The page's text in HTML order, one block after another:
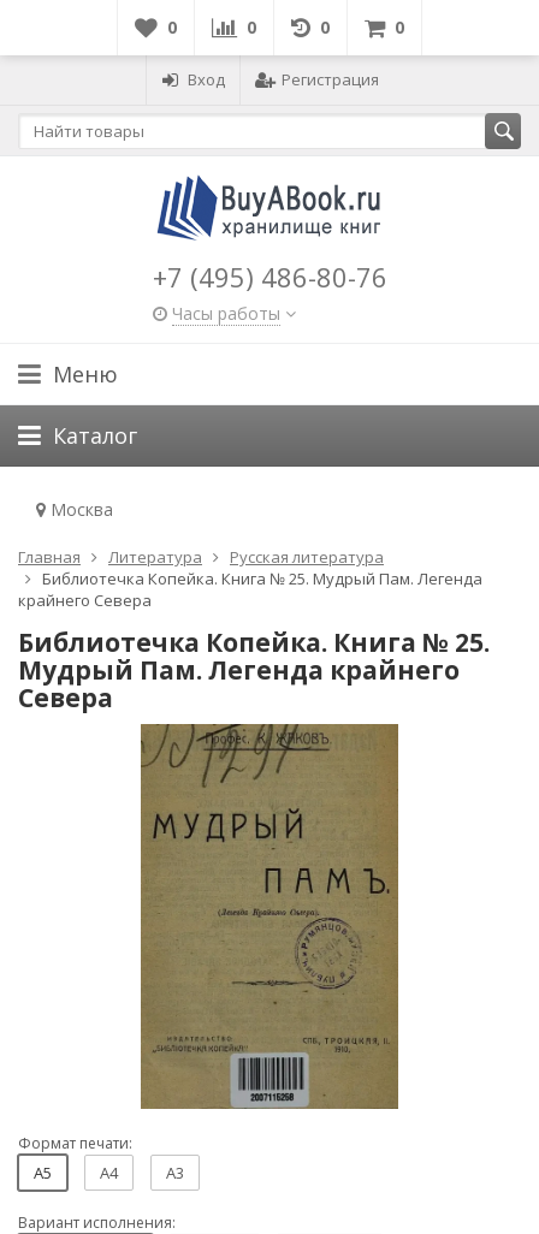
0 0 0 0
Вход Регистрация
+7 (495) 486-80-76
Часы работы
Меню
Каталог
Москва
Главная Литература
Русская литература
Библиотечка Копейка. Книга № 25. Мудрый Пам. Легенда
крайнего Севера
Библиотечка Копейка. Книга № 25.
Мудрый Пам. Легенда крайнего
Севера
Формат печати:
A5 A4 A3
Вариант исполнения: